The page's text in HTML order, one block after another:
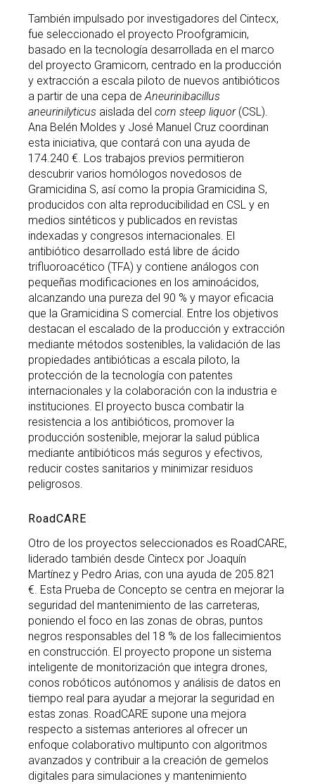
También impulsado por investigadores del Cintecx,
fue seleccionado el proyecto Proofgramicin,
basado en la tecnología desarrollada en el marco
del proyecto Gramicorn, centrado en la producción
y extracción a escala piloto de nuevos antibióticos
a partir de una cepa deAneurinibacillus
aneurinilyticus aislada del corn steep liquor(CSL).
Ana Belén Moldes y José Manuel Cruz coordinan
esta iniciativa, que contará con una ayuda de
174.240 €. Los trabajos previos permitieron
descubrir varios homólogos novedosos de
Gramicidina S, así como la propia Gramicidina S,
producidos con alta reproducibilidad en CSL y en
medios sintéticos y publicados en revistas
indexadas y congresos internacionales. El
antibiótico desarrollado está libre de ácido
trifluoroacético (TFA) y contiene análogos con
pequeñas modificaciones en los aminoácidos,
alcanzando una pureza del 90 % y mayor eficacia
que la Gramicidina S comercial. Entre los objetivos
destacan el escalado de la producción y extracción
mediante métodos sostenibles, la validación de las
propiedades antibióticas a escala piloto, la
protección de la tecnología con patentes
internacionales y la colaboración con la industria e
instituciones. El proyecto busca combatir la
resistencia a los antibióticos, promover la
producción sostenible, mejorar la salud pública
mediante antibióticos más seguros y efectivos,
reducir costes sanitarios y minimizar residuos
peligrosos.
RoadCARE
Otro de los proyectos seleccionados es RoadCARE,
liderado también desde Cintecx por Joaquín
Martínez y Pedro Arias, con una ayuda de 205.821
€. Esta Prueba de Concepto se centra en mejorar la
seguridad del mantenimiento de las carreteras,
poniendo el foco en las zonas de obras, puntos
negros responsables del 18 % de los fallecimientos
en construcción. El proyecto propone un sistema
inteligente de monitorización que integra drones,
conos robóticos autónomos y análisis de datos en
tiempo real para ayudar a mejorar la seguridad en
estas zonas. RoadCARE supone una mejora
respecto a sistemas anteriores al ofrecer un
enfoque colaborativo multipunto con algoritmos
avanzados y contribuir a la creación de gemelos
digitales para simulaciones y mantenimiento